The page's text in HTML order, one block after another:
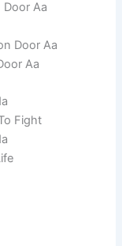
Door Aa
Door Aa
Aa
Fight